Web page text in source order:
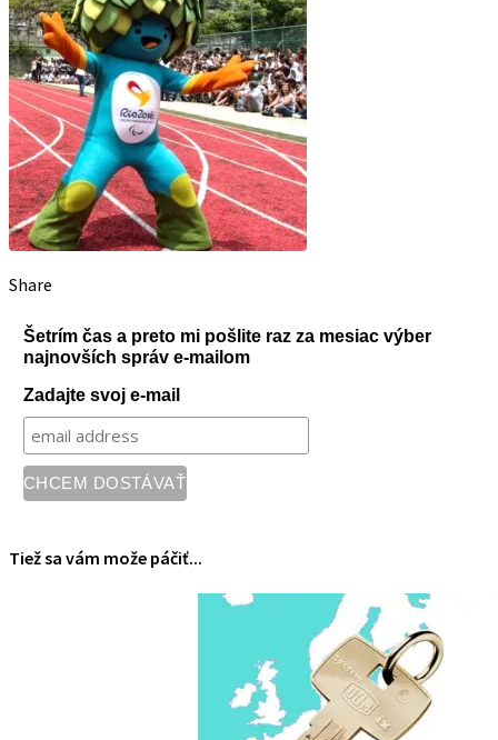
Share
Šetrím čas a preto mi pošlite raz za mesiac výber
najnovších správ e-mailom
Zadajte svoj e-mail
Tiež sa vám može páčiť...